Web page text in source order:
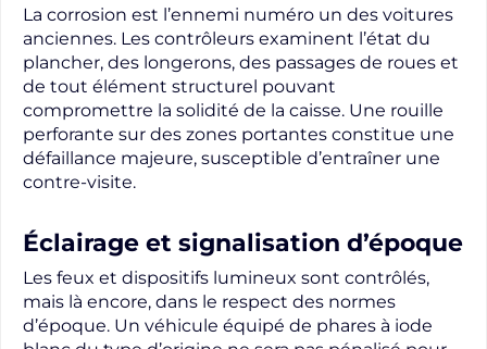
La corrosion est l’ennemi numéro un des voitures
anciennes. Les contrôleurs examinent l’état du
plancher, des longerons, des passages de roues et
de tout élément structurel pouvant
compromettre la solidité de la caisse. Une rouille
perforante sur des zones portantes constitue une
défaillance majeure, susceptible d’entraîner une
contre-visite.
Éclairage et signalisation d’époque
Les feux et dispositifs lumineux sont contrôlés,
mais là encore, dans le respect des normes
d’époque. Un véhicule équipé de phares à iode